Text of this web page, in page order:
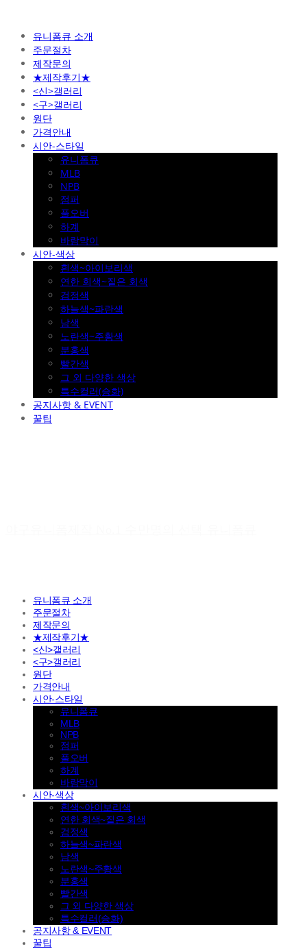
유니폼큐 소개
주문절차
제작문의
★제작후기★
<신>갤러리
<구>갤러리
원단
가격안내
시안-스타일
유니폼큐
MLB
NPB
점퍼
풀오버
하계
바람막이
시안-색상
흰색~아이보리색
연한 회색~짙은 회색
검정색
하늘색~파란색
남색
노란색~주황색
분홍색
빨간색
그 외 다양한 색상
특수컬러(승화)
공지사항 & EVENT
꿀팁
유니폼큐 소개
주문절차
제작문의
★제작후기★
<신>갤러리
<구>갤러리
원단
가격안내
시안-스타일
유니폼큐
MLB
NPB
점퍼
풀오버
하계
바람막이
시안-색상
흰색~아이보리색
연한 회색~짙은 회색
검정색
하늘색~파란색
남색
노란색~주황색
분홍색
빨간색
그 외 다양한 색상
특수컬러(승화)
공지사항 & EVENT
꿀팁